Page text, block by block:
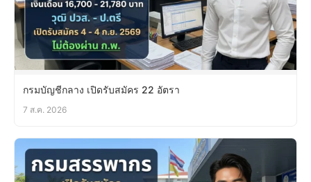
กรมบัญชีกลาง เปิดรับสมัคร 22 อัตรา
7 ส.ค. 2026